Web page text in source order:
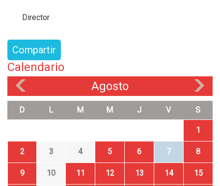
Director
Compartir
Calendario
Agosto
D L M M J V S
1
2 3 4 5 6 7 8
9 10 11 12 13 14 15